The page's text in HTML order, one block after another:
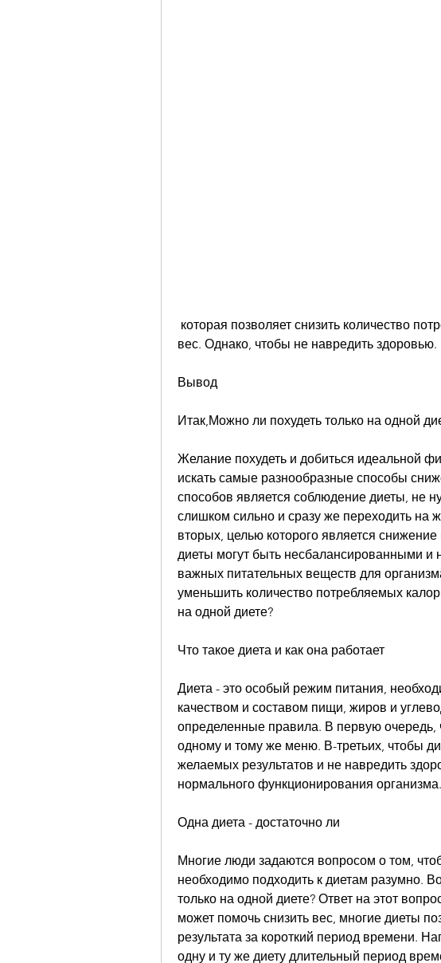
вес. Однако, чтобы не навредить здоровью.
Вывод
Итак,Можно ли похудеть только на одной
Желание похудеть и добиться идеальной
искать самые разнообразные способы
способов является соблюдение диеты, не
слишком сильно и сразу же переходить на
вторых, целью которого является
диеты могут быть несбалансированными и
важных питательных веществ для
уменьшить количество потребляемых
на одной диете?
Что такое диета и как она работает
Диета - это особый режим питания,
качеством и составом пищи, жиров и
определенные правила. В первую очередь,
одному и тому же меню. В-третьих, чтобы
желаемых результатов и не навредить
нормального функционирования организма.
Одна диета - достаточно ли
Многие люди задаются вопросом о том,
необходимо подходить к диетам разумно.
только на одной диете? Ответ на этот
может помочь снизить вес, многие диеты
результата за короткий период времени.
одну и ту же диету длительный период